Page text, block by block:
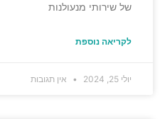
של שירותי מנעולנות
לקריאה נוספת
יולי 25, 2024 אין תגובות